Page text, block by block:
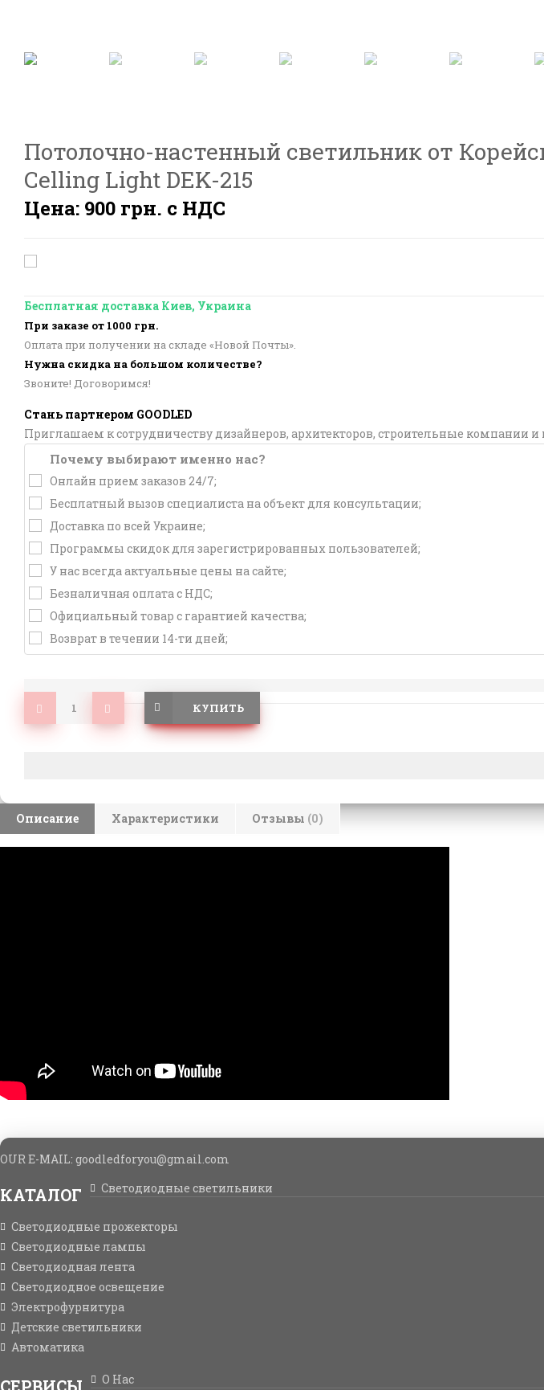
Потолочно-настенный светильник от
Celling Light DEK-215
Цена: 900 грн. с НДС
Бесплатная доставка Киев, Украина
При заказе от 1000 грн.
Оплата при получении на складе «Новой Почты».
Нужна скидка на большом количестве?
Звоните! Договоримся!
Стань партнером GOODLED
Приглашаем к сотрудничеству дизайнеров, архитекторов, строительные
Почему выбирают именно нас?
Онлайн прием заказов 24/7;
Бесплатный вызов специалиста на объект для консультации;
Доставка по всей Украине;
Программы скидок для зарегистрированных пользователей;
У нас всегда актуальные цены на сайте;
Безналичная оплата с НДС;
Официальный товар с гарантией качества;
Возврат в течении 14-ти дней;
КУПИТЬ
Описание Характеристики Отзывы (0)
OUR E-MAIL: goodledforyou@gmail.cоm
КАТАЛОГ Светодиодные светильники
Светодиодные прожекторы
Светодиодные лампы
Светодиодная лента
Светодиодное освещение
Электрофурнитура
Детские светильники
Автоматика
О Нас